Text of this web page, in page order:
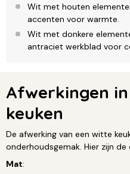
Wit met houten
accenten voor warmte.
Wit met donkere
antraciet werkblad voor
Afwerkingen
keuken
De afwerking van een witte
onderhoudsgemak. Hier zijn
Mat: